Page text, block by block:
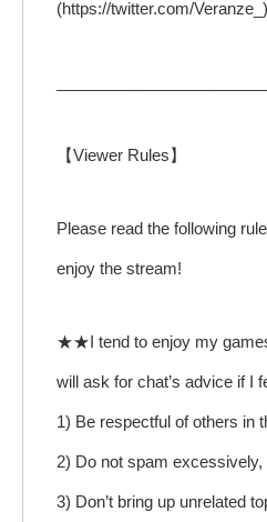
(https://twitter.com/Veranze_)
【Viewer Rules】
Please read the following
enjoy the stream!
★★I tend to enjoy my
will ask for chat’s advice if I
1) Be respectful of others in
2) Do not spam
3) Don’t bring up unrelated